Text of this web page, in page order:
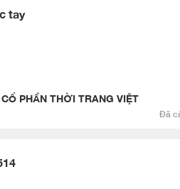
tay
PHẦN THỜI TRANG VIỆT
Đã